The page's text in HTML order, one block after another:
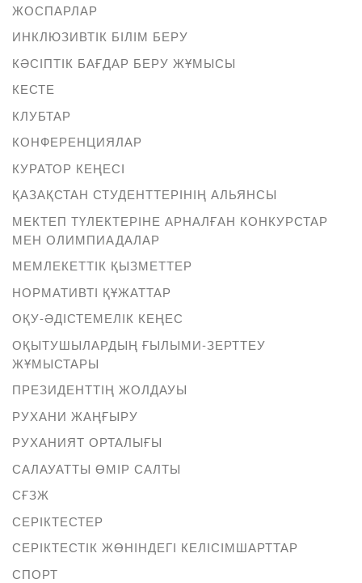
ЖОСПАРЛАР
ИНКЛЮЗИВТІК БІЛІМ БЕРУ
КӘСІПТІК БАҒДАР БЕРУ ЖҰМЫСЫ
КЕСТЕ
КЛУБТАР
КОНФЕРЕНЦИЯЛАР
КУРАТОР КЕҢЕСІ
ҚАЗАҚСТАН СТУДЕНТТЕРІНІҢ АЛЬЯНСЫ
МЕКТЕП ТҮЛЕКТЕРІНЕ АРНАЛҒАН КОНКУРСТАР
МЕН ОЛИМПИАДАЛАР
МЕМЛЕКЕТТІК ҚЫЗМЕТТЕР
НОРМАТИВТІ ҚҰЖАТТАР
ОҚУ-ӘДІСТЕМЕЛІК КЕҢЕС
ОҚЫТУШЫЛАРДЫҢ ҒЫЛЫМИ-ЗЕРТТЕУ
ЖҰМЫСТАРЫ
ПРЕЗИДЕНТТІҢ ЖОЛДАУЫ
РУХАНИ ЖАҢҒЫРУ
РУХАНИЯТ ОРТАЛЫҒЫ
САЛАУАТТЫ ӨМІР САЛТЫ
СҒЗЖ
СЕРІКТЕСТЕР
СЕРІКТЕСТІК ЖӨНІНДЕГІ КЕЛІСІМШАРТТАР
СПОРТ